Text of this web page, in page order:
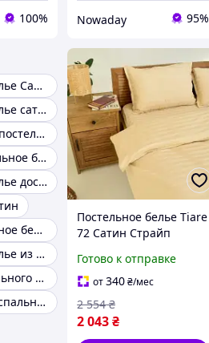
100% Nowaday 95%
Постельное белье Сатин ТУРЦИЯ
Постельное белье сатин евро размер
Качественное постельное белье
Лучшее постельное белье
Постельное белье доставка
Серое постельное белье
Постельное белье из сатина 2 спальное
Каталог постельного белья
Сатиновое двуспальное постельное белье
Постельное белье Tiare
72 Сатин Страйп
72_Stripe_pl buzyna
Готово к отправке
от340₴/мес
2 043₴
2 554 ₴